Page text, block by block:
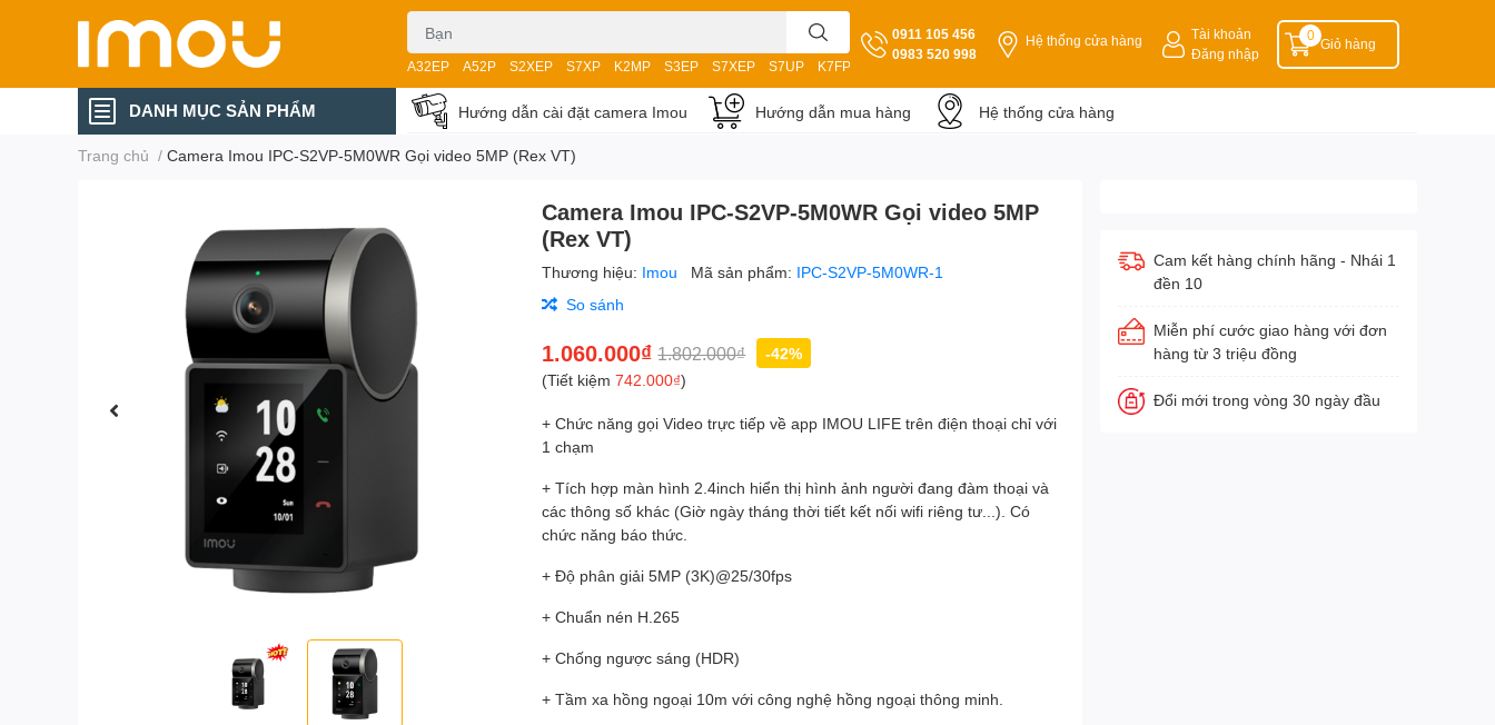
A32EP A52P S2XEP S7XP K2MP S3EP S7XEP S7UP K7FP
0911 105 456
0983 520 998
Hệ thống cửa hàng
Tài khoản
Đăng nhập
Giỏ hàng
0
DANH MỤC SẢN PHẨM Hướng dẫn cài đặt camera Imou Hướng dẫn mua hàng Hệ thống cửa hàng
Trang chủ / Camera Imou IPC-S2VP-5M0WR Gọi video 5MP (Rex VT)
Camera Imou IPC-S2VP-5M0WR Gọi video 5MP
(Rex VT)
Thương hiệu: Imou Mã sản phẩm: IPC-S2VP-5M0WR-1
So sánh
1.060.000₫ 1.802.000₫
-42%
(Tiết kiệm742.000₫)
+ Chức năng gọi Video trực tiếp về app IMOU LIFE trên điện thoại chỉ với
1 chạm
+ Tích hợp màn hình 2.4inch hiển thị hình ảnh người đang đàm thoại và
các thông số khác (Giờ ngày tháng thời tiết kết nối wifi riêng tư...). Có
chức năng báo thức.
+ Độ phân giải 5MP (3K)@25/30fps
+ Chuẩn nén H.265
+ Chống ngược sáng (HDR)
+ Tầm xa hồng ngoại 10m với công nghệ hồng ngoại thông minh.
Cam kết hàng chính hãng - Nhái 1
đền 10
Miễn phí cước giao hàng với đơn
hàng từ 3 triệu đồng
Đổi mới trong vòng 30 ngày đầu